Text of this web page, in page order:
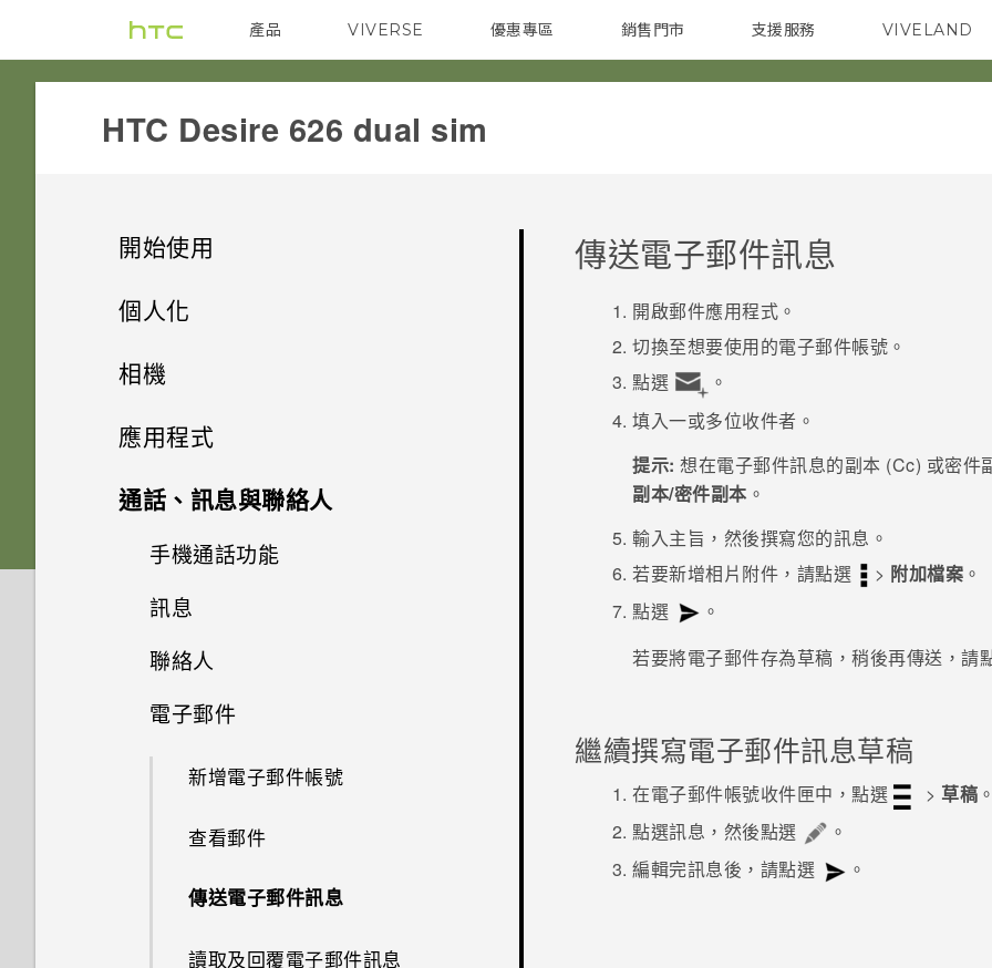
產品
VIVE G REIGNS 智慧型手機 配件
VIVERSE 優惠專區
焦點訊息 校園專案 企業採購
銷售門市
銷售通路 支援服務 VIVELAND
HTC Desire 626 dual sim‎
開始使用
打開包裝
雙 Nano SIM 卡
記憶卡
電池
切換手機開關
觸控手勢
休眠模式
將螢幕解鎖
開啟應用程式
切換最近使用的應用程式
通知面板
使用快速設定
個人化
設定手機
初次設定 HTC Desire 626 dual
sim
透過藍牙從舊手機傳輸聯絡人
主畫面桌布
啟動列
新增小工具到主畫面
新增主畫面捷徑
編輯主畫面面板
變更主畫面
分類小工具面板和啟動列上的應
相機
相機
使用相機
使用全景模式拍照
應用程式
HTC BlinkFeed
生動的主畫面
開啟或關閉 HTC BlinkFeed
選取摘要
搜尋和網頁瀏覽器
使用 Google 即時資訊取得最當
和網路
瀏覽網頁
將網頁加入我的最愛
清除瀏覽器記錄
相片集和精選影片
在相片集內檢視相片和影片
編輯相片
檢視及編輯精選影片
音樂
聆聽音樂
建立音樂播放清單
新增歌曲至佇列
旅行和地圖
搜尋位置
規劃路線
開啟或關閉定位服務
關於 Google 地圖
Play 商店和其他應用程式
觀賞 YouTube
通話、訊息與聯絡人
手機通話功能
撥打電話
撥打快速撥號號碼
訊息
透過 Android 訊息傳送簡訊或
多媒體簡訊
聯絡人
聯絡人清單
設定個人的聯絡資訊
新增新的聯絡人
編輯聯絡人的資訊
電子郵件
新增電子郵件帳號
查看郵件
傳送電子郵件訊息
讀取及回覆電子郵件訊息
傳送電子郵件訊息
開啟郵件應用程式。
切換至想要使用的電子郵件帳號。
點選
。
填入一或多位收件者。
提示: 想在電子郵件訊息的副本 (Cc) 或密
副本/密件副本 。
輸入主旨，然後撰寫您的訊息。
若要新增相片附件，請點選
> 附加檔案 。
點選
。
若要將電子郵件存為草稿，稍後再傳送，請
繼續撰寫電子郵件訊息草稿
在電子郵件帳號收件匣中，點選 > 草稿
點選訊息，然後點選
。
編輯完訊息後，請點選
。